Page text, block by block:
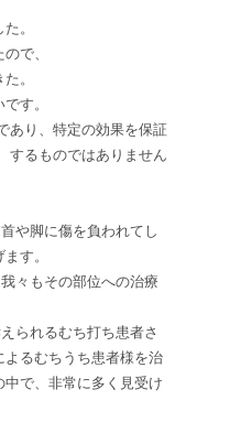
。
で、
。
す。
あり、特定の効果を保証
するものではありません
や脚に傷を負われてし
す。
々もその部位への治療
られるむち打ち患者さ
るむちうち患者様を治
で、非常に多く見受け